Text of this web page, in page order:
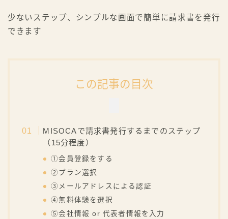
少ないステップ、シンプルな画面で簡単に請求書を発行
できます
この記事の目次
MISOCAで請求書発行するまでのステップ
（15分程度）
①会員登録をする
②プラン選択
③メールアドレスによる認証
④無料体験を選択
⑤会社情報 or 代表者情報を入力